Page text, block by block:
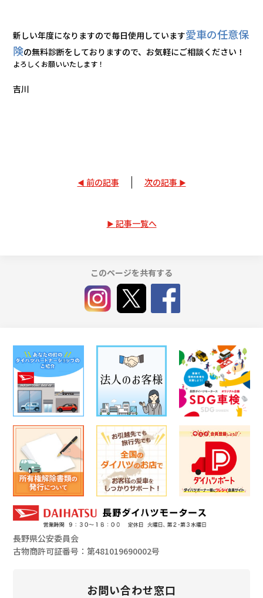
新しい年度になりますので毎日使用しています愛車の任意保
険の無料診断をしておりますので、お気軽にご相談ください！
よろしくお願いいたします！
吉川
前の記事 次の記事
記事一覧へ
このページを共有する
長野県公安委員会
古物商許可証番号：第481019690002号
お問い合わせ窓口